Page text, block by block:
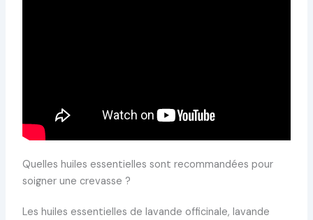
Quelles huiles essentielles sont recommandées pour
soigner une crevasse ?
Les huiles essentielles de lavande officinale, lavande